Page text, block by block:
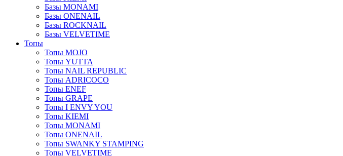
Базы MONAMI
Базы ONENAIL
Базы ROCKNAIL
Базы VELVETIME
Топы
Топы MOJO
Топы YUTTA
Топы NAIL REPUBLIC
Топы ADRICOCO
Топы ENEF
Топы GRAPE
Топы I ENVY YOU
Топы KIEMI
Топы MONAMI
Топы ONENAIL
Топы SWANKY STAMPING
Топы VELVETIME